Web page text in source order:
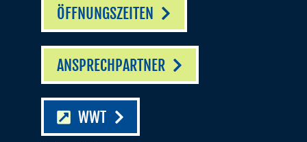
ÖFFNUNGSZEITEN
ANSPRECHPARTNER
WWT